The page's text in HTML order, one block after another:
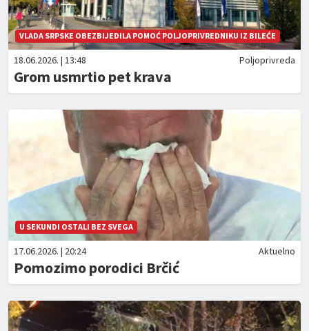
VLADA SRPSKE OBEZBIJEDILA POMOĆ POLJOPRIVREDNIKU IZ BILEĆE
18.06.2026. | 13:48 Poljoprivreda
Grom usmrtio pet krava
U SEKUNDI OSTALI BEZ SVEGA
17.06.2026. | 20:24 Aktuelno
Pomozimo porodici Brčić